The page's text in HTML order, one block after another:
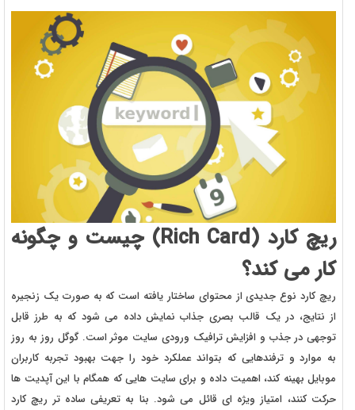
ریچ کارد (Rich Card) چیست و چگونه
کار می کند؟
ریچ کارد نوع جدیدی از محتوای ساختار یافته است که به صورت یک زنجیره
از نتایج، در یک قالب بصری جذاب نمایش داده می شود که به طرز قابل
توجهی در جذب و افزایش ترافیک ورودی سایت موثر است. گوگل روز به روز
به موارد و ترفندهایی که بتواند عملکرد خود را جهت بهبود تجربه کاربران
موبایل بهینه کند، اهمیت داده و برای سایت هایی که همگام با این آپدیت ها
حرکت کنند، امتیاز ویژه ای قائل می شود. بنا به تعریفی ساده تر ریچ کارد